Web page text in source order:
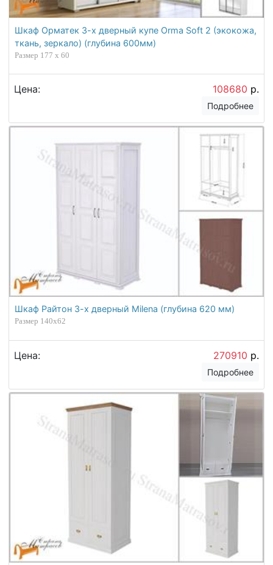
Шкаф Орматек 3-х дверный купе Orma Soft 2 (экокожа,
ткань, зеркало) (глубина 600мм)
Размер 177 x 60
Цена: 108680 р.
Подробнее
Шкаф Райтон 3-х дверный Milena (глубина 620 мм)
Размер 140x62
Цена: 270910 р.
Подробнее